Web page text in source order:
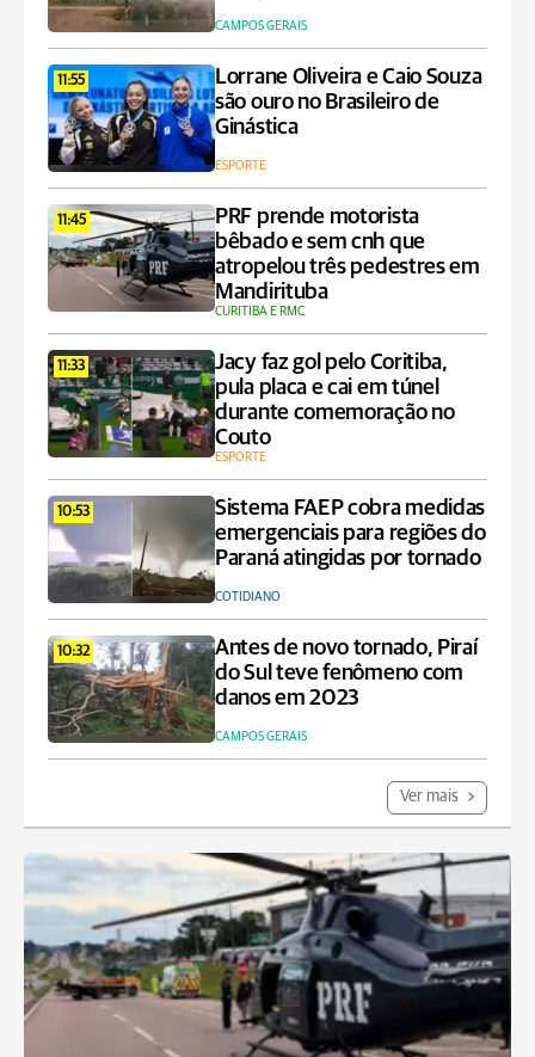
CAMPOS GERAIS
11:55
Lorrane Oliveira e Caio Souza
são ouro no Brasileiro de
Ginástica
ESPORTE
11:45
PRF prende motorista
bêbado e sem cnh que
atropelou três pedestres em
Mandirituba
CURITIBA E RMC
11:33
Jacy faz gol pelo Coritiba,
pula placa e cai em túnel
durante comemoração no
Couto
ESPORTE
10:53
Sistema FAEP cobra medidas
emergenciais para regiões do
Paraná atingidas por tornado
COTIDIANO
10:32
Antes de novo tornado, Piraí
do Sul teve fenômeno com
danos em 2023
CAMPOS GERAIS
Ver mais